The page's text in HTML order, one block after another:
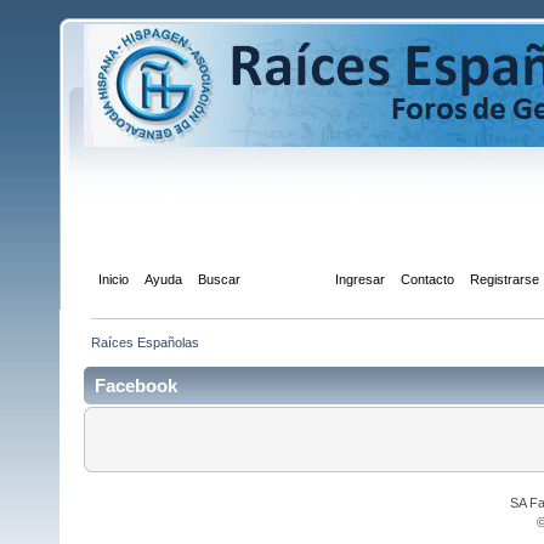
Inicio Ayuda Buscar Ingresar Contacto Registrarse
Raíces Españolas
Facebook
SA